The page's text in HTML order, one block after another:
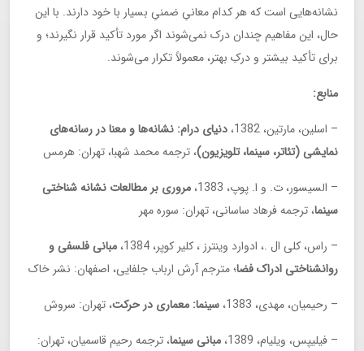
نشانه‌هایی است که هر کدام معانیِ ضمنیِ بسیار با خود دارند. با این
حال، این مفاهیم چندان درک نمی‌شوند اگر مورد تأکید قرار نگیرند؛ و
برای تأکید بیشتر و درکِ بهتر، معمولاً تکرار می‌شوند.
منابع:
– اسلین، مارتین، 1382،
دنیای درام: نشانه‌ها و معنا در رسانه‌های
نمایشی (تئاتر، سینما، تلویزیون)، ترجمه محمد شهبا، تهران: هرمس
– السیسور، ت. و ا. پوپ، 1383،
مروری بر مطالعات نشانه شناختی
سینما، ترجمه فرهاد ساسانی، تهران: سوره مهر
– راس، کلی ال .، ادوارد وینترز ، کلیر کوپر، 1384،
مبانی فلسفی و
روانشناختی ادراک فضا؛ مترجم آرش ارباب جلفایی، اصفهان: نشر خاک
– رحیمیان، مهدی، 1383،
سینما: معماری در حرکت، تهران: سروش
– فیلیپس، ویلیام، 1389،
مبانی سینما، ترجمه رحیم قاسمیان، تهران: